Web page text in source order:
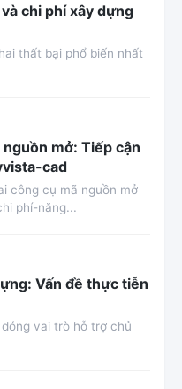
chi phí xây dựng
thất bại phổ biến nhất
mở: Tiếp cận
cad
công cụ mã nguồn mở
phí-năng...
Vấn đề thực tiễn
vai trò hỗ trợ chủ